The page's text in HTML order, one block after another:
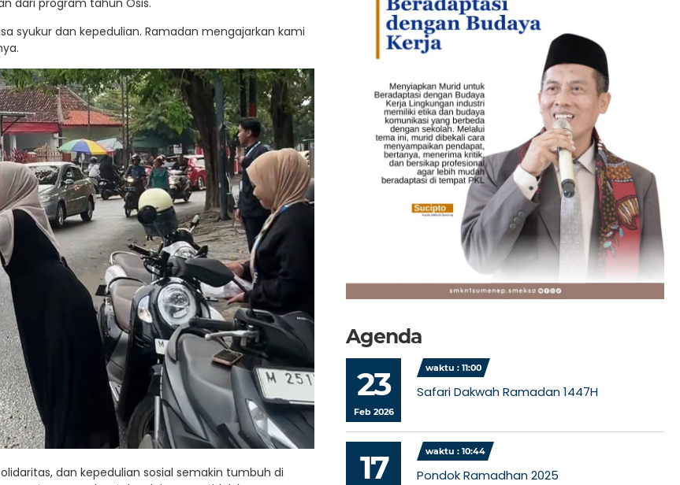
syukur dan kepedulian. Ramadan mengajarkan kami
dan kepedulian sosial semakin tumbuh di
Agenda
23
Feb 2026
waktu : 11:00
Safari Dakwah Ramadan 1447H
17 waktu : 10:44
Pondok Ramadhan 2025